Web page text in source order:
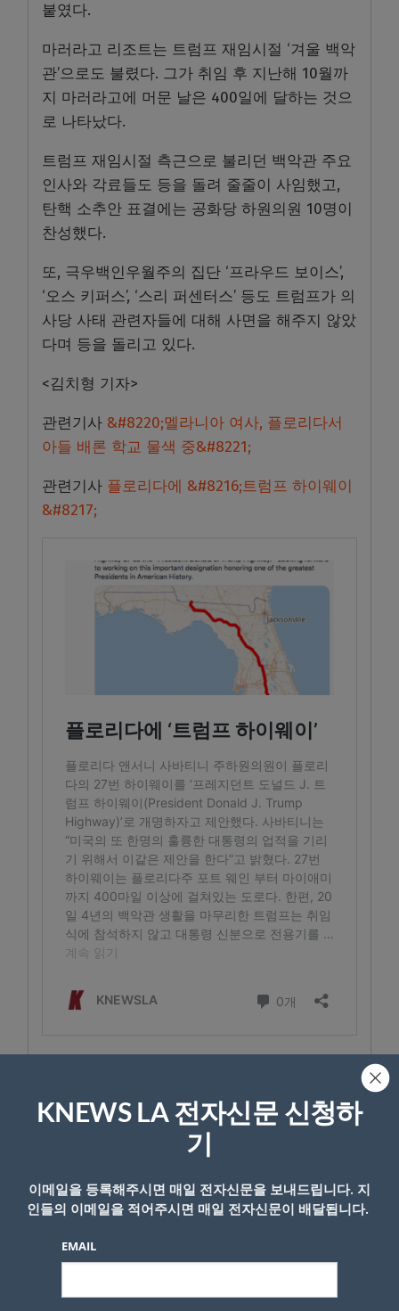
붙였다.
마러라고 리조트는 트럼프 재임시절 ‘겨울 백악
관’으로도 불렸다. 그가 취임 후 지난해 10월까
지 마러라고에 머문 날은 400일에 달하는 것으
로 나타났다.
트럼프 재임시절 측근으로 불리던 백악관 주요
인사와 각료들도 등을 돌려 줄줄이 사임했고,
탄핵 소추안 표결에는 공화당 하원의원 10명이
찬성했다.
또, 극우백인우월주의 집단 ‘프라우드 보이스’,
‘오스 키퍼스’, ‘스리 퍼센터스’ 등도 트럼프가 의
사당 사태 관련자들에 대해 사면을 해주지 않았
다며 등을 돌리고 있다.
<김치형 기자>
관련기사 &#8220;멜라니아 여사, 플로리다서
아들 배론 학교 물색 중&#8221;
관련기사 플로리다에 &#8216;트럼프 하이웨이
&#8217;
답글 남기기
KNEWS LA 전자신문 신청하
기
이메일을 등록해주시면 매일 전자신문을 보내드립니다. 지
인들의 이메일을 적어주시면 매일 전자신문이 배달됩니다.
EMAIL